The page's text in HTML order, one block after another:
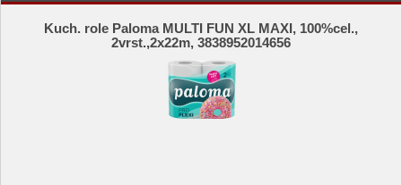
Kuch. role Paloma MULTI FUN XL MAXI, 100%cel.,
2vrst.,2x22m, 3838952014656